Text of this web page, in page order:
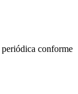
conforme